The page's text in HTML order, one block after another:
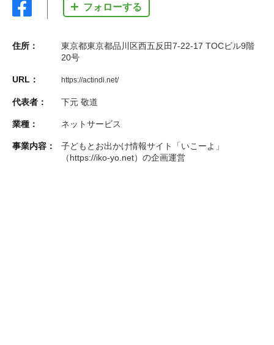
フォローする
住所：
東京都東京都品川区西五反田7-22-17 TOCビル9階
20号
URL： https://actindi.net/
代表者： 下元 敬道
業種： ネットサービス
事業内容：
子どもとお出かけ情報サイト「いこーよ」
（https://iko-yo.net）の企画運営